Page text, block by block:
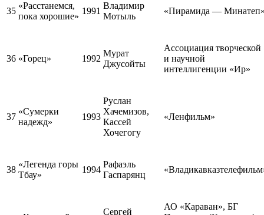
35
«Расстанемся,
пока хорошие»
1991
Владимир
Мотыль
«Пирамида —
36 «Горец» 1992
Мурат
Джусойты
Ассоциация творческой
и научной
интеллигенции «Ир»
37
«Сумерки
надежд»
1993
Руслан
Хачемизов,
Кассей
Хочегогу
«Ленфильм»
38
«Легенда горы
Тбау»
1994
Рафаэль
Гаспарянц
Сергей
АО «Караван», БГ